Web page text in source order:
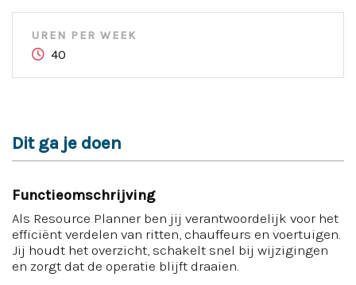
UREN PER WEEK
40
Dit ga je doen
Functieomschrijving
Als Resource Planner ben jij verantwoordelijk voor het
efficiënt verdelen van ritten, chauffeurs en voertuigen.
Jij houdt het overzicht, schakelt snel bij wijzigingen
en zorgt dat de operatie blijft draaien.